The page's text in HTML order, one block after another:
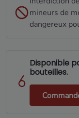
mineurs de
dangereux
Disponible
bouteilles.